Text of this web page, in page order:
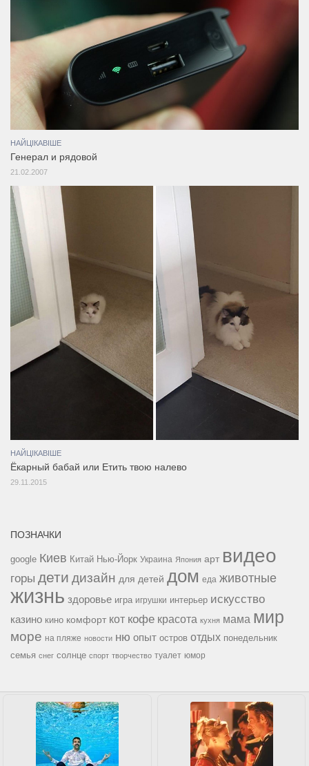
НАЙЦІКАВІШЕ
Генерал и рядовой
21.02.2007
НАЙЦІКАВІШЕ
Ёкарный бабай или Етить твою налево
29.11.2015
ПОЗНАЧКИ
google Киев Китай Нью-Йорк Украина Япония арт видео
горы дети дизайн для детей дом еда животные
жизнь здоровье игра игрушки интерьер искусство
казино кино комфорт кот кофе красота кухня мама мир
море на пляже новости ню опыт остров отдых понедельник
семья снег солнце спорт творчество туалет юмор